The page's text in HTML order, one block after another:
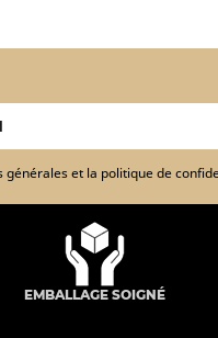
générales et la politique de
EMBALLAGE SOIGNÉ